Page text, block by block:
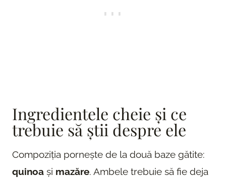
Ingredientele cheie și ce
trebuie să știi despre ele
Compoziția pornește de la două baze gătite:
quinoa și mazăre. Ambele trebuie să fie deja